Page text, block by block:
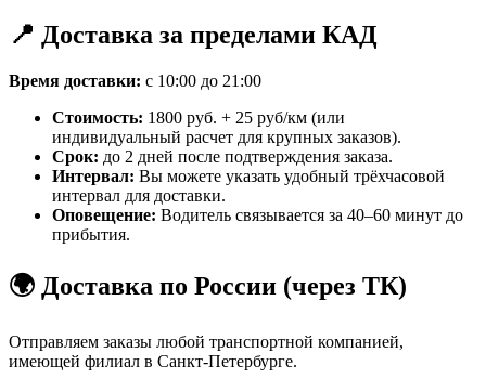
📍 Доставка за пределами КАД
Время доставки: с 10:00 до 21:00
Стоимость: 1800 руб. + 25 руб/км (или
индивидуальный расчет для крупных заказов).
Срок: до 2 дней после подтверждения заказа.
Интервал: Вы можете указать удобный трёхчасовой
интервал для доставки.
Оповещение: Водитель связывается за 40–60 минут до
прибытия.
🌍 Доставка по России (через ТК)
Отправляем заказы любой транспортной компанией,
имеющей филиал в Санкт-Петербурге.